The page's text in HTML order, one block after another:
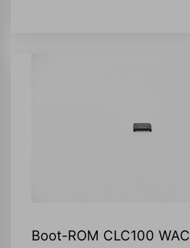
Boot-ROM CLC100 WAC